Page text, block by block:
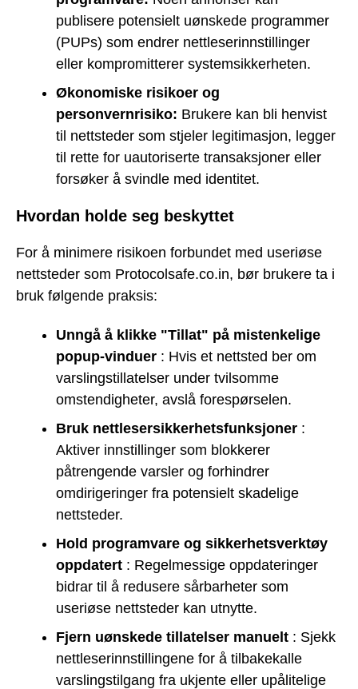
publisere potensielt uønskede programmer
(PUPs) som endrer nettleserinnstillinger
eller kompromitterer systemsikkerheten.
Økonomiske risikoer og
personvernrisiko: Brukere kan bli henvist
til nettsteder som stjeler legitimasjon, legger
til rette for uautoriserte transaksjoner eller
forsøker å svindle med identitet.
Hvordan holde seg beskyttet
For å minimere risikoen forbundet med useriøse
nettsteder som Protocolsafe.co.in, bør brukere ta i
bruk følgende praksis:
Unngå å klikke "Tillat" på mistenkelige
popup-vinduer : Hvis et nettsted ber om
varslingstillatelser under tvilsomme
omstendigheter, avslå forespørselen.
Bruk nettlesersikkerhetsfunksjoner :
Aktiver innstillinger som blokkerer
påtrengende varsler og forhindrer
omdirigeringer fra potensielt skadelige
nettsteder.
Hold programvare og sikkerhetsverktøy
oppdatert : Regelmessige oppdateringer
bidrar til å redusere sårbarheter som
useriøse nettsteder kan utnytte.
Fjern uønskede tillatelser manuelt : Sjekk
nettleserinnstillingene for å tilbakekalle
varslingstilgang fra ukjente eller upålitelige